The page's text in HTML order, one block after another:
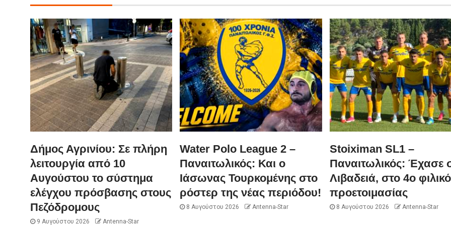
Δήμος Αγρινίου: Σε πλήρη
λειτουργία από 10
Αυγούστου το σύστημα
ελέγχου πρόσβασης στους
Πεζόδρομους
9 Αυγούστου 2026 Antenna-Star
Water Polo League 2 –
Παναιτωλικός: Και ο
Ιάσωνας Τουρκομένης στο
ρόστερ της νέας περιόδου!
8 Αυγούστου 2026 Antenna-Star
Stoiximan SL1 –
Παναιτωλικός: Έχασε
Λιβαδειά, στο 4ο φιλικό
προετοιμασίας
8 Αυγούστου 2026 Antenna-Star